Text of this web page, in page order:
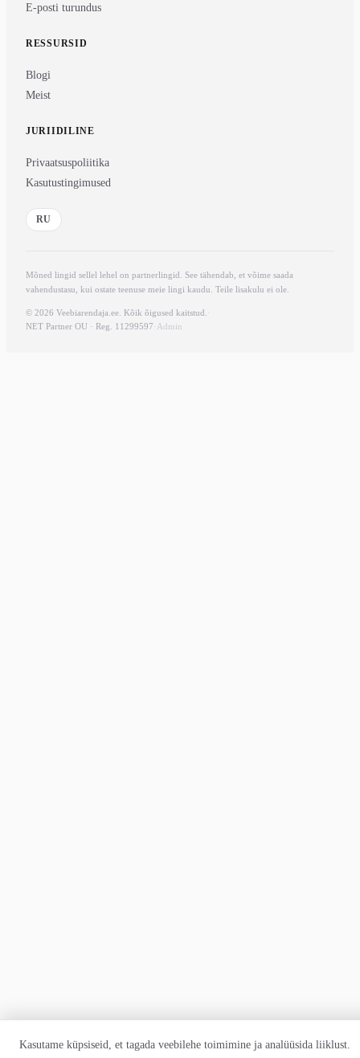
E-posti turundus
RESSURSID
Blogi
Meist
JURIIDILINE
Privaatsuspoliitika
Kasutustingimused
RU
Mõned lingid sellel lehel on partnerlingid. See tähendab, et võime saada
vahendustasu, kui ostate teenuse meie lingi kaudu. Teile lisakulu ei ole.
© 2026 Veebiarendaja.ee. Kõik õigused kaitstud. ·
NET Partner OU · Reg. 11299597· Admin
Kasutame küpsiseid, et tagada veebilehe toimimine ja analüüsida liiklust.